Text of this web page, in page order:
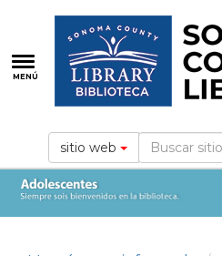
contenido
principal
MENÚ
sitio web